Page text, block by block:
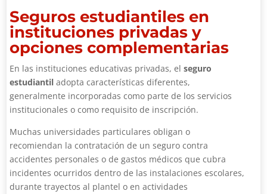
Seguros estudiantiles en
instituciones privadas y
opciones complementarias
En las instituciones educativas privadas, elseguro
estudiantil adopta características diferentes,
generalmente incorporadas como parte de los servicios
institucionales o como requisito de inscripción.
Muchas universidades particulares obligan o
recomiendan la contratación de un seguro contra
accidentes personales o de gastos médicos que cubra
incidentes ocurridos dentro de las instalaciones escolares,
durante trayectos al plantel o en actividades